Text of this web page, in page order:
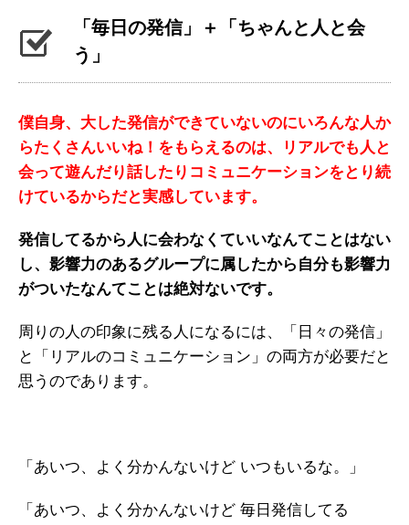
「毎日の発信」＋「ちゃんと人と会
う」
僕自身、大した発信ができていないのにいろんな人か
らたくさんいいね！をもらえるのは、リアルでも人と
会って遊んだり話したりコミュニケーションをとり続
けているからだと実感しています。
発信してるから人に会わなくていいなんてことはない
し、影響力のあるグループに属したから自分も影響力
がついたなんてことは絶対ないです。
周りの人の印象に残る人になるには、「日々の発信」
と「リアルのコミュニケーション」の両方が必要だと
思うのであります。
「あいつ、よく分かんないけど いつもいるな。」
「あいつ、よく分かんないけど 毎日発信してる